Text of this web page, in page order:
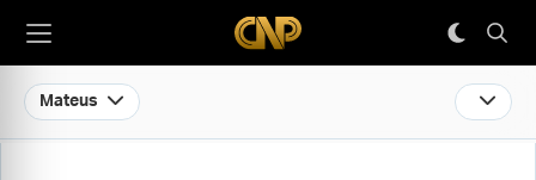
Mateus